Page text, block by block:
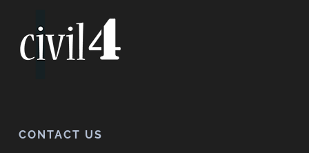
CONTACT US